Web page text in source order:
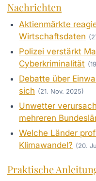
Nachrichten
Aktienmärkte
Wirtschaftsdaten
Polizei verstärkt
Cyberkriminalität
Debatte über
sich (21. Nov. 2025)
Unwetter
mehreren
Welche Länder
Klimawandel? (20.
Praktische